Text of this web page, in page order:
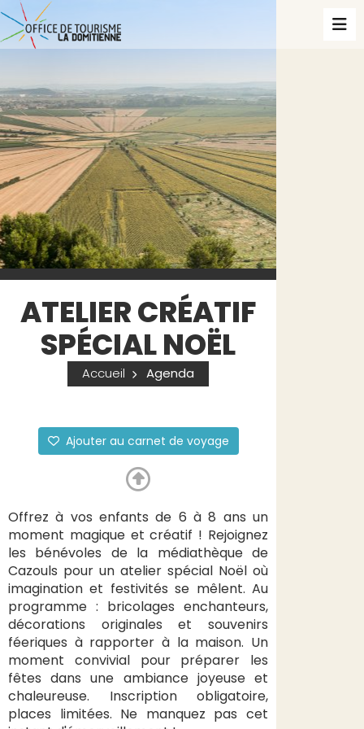
ATELIER CRÉATIF
SPÉCIAL NOËL
Accueil Agenda
Ajouter au carnet de voyage
Offrez à vos enfants de 6 à 8 ans un
moment magique et créatif ! Rejoignez
les bénévoles de la médiathèque de
Cazouls pour un atelier spécial Noël où
imagination et festivités se mêlent. Au
programme : bricolages enchanteurs,
décorations originales et souvenirs
féeriques à rapporter à la maison. Un
moment convivial pour préparer les
fêtes dans une ambiance joyeuse et
chaleureuse. Inscription obligatoire,
places limitées. Ne manquez pas cet